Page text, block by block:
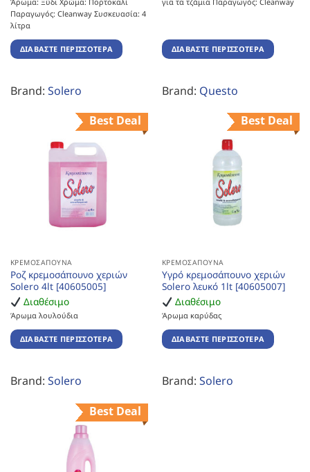
Παραγωγός: Cleanway Συσκευασία: 4
λίτρα
ΔΙΑΒΆΣΤΕ ΠΕΡΙΣΣΌΤΕΡΑ
Brand: Solero
ΔΙΑΒΆΣΤΕ ΠΕΡΙΣΣΌΤΕΡΑ
Brand: Questo
Best Deal
ΚΡΕΜΟΣΆΠΟΥΝΑ
Ροζ κρεμοσάπουνο χεριών
Solero 4lt [40605005]
Διαθέσιμο
Άρωμα λουλούδια
ΔΙΑΒΆΣΤΕ ΠΕΡΙΣΣΌΤΕΡΑ
Brand: Solero
Best Deal
ΚΡΕΜΟΣΆΠΟΥΝΑ
Υγρό κρεμοσάπουνο χεριών
Solero λευκό 1lt [40605007]
Διαθέσιμο
Άρωμα καρύδας
ΔΙΑΒΆΣΤΕ ΠΕΡΙΣΣΌΤΕΡΑ
Brand: Solero
Best Deal